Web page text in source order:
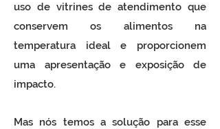
uso de vitrines de atendimento que
conservem os alimentos na
temperatura ideal e proporcionem
uma apresentação e exposição de
impacto.
Mas nós temos a solução para esse